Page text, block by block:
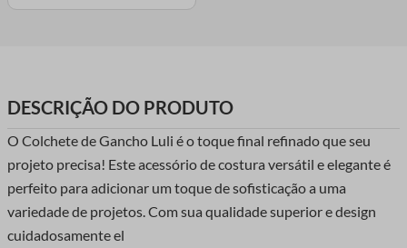
DESCRIÇÃO DO PRODUTO
O Colchete de Gancho Luli é o toque final refinado que seu
projeto precisa! Este acessório de costura versátil e elegante é
perfeito para adicionar um toque de sofisticação a uma
variedade de projetos. Com sua qualidade superior e design
cuidadosamente el